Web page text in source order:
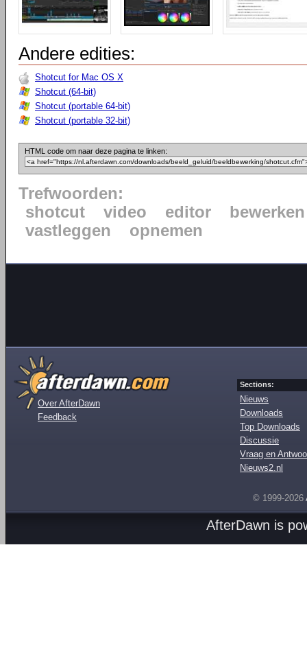
Andere edities:
Shotcut for Mac OS X
Shotcut (64-bit)
Shotcut (portable 64-bit)
Shotcut (portable 32-bit)
HTML code om naar deze pagina te linken:
Trefwoorden:
shotcut
video editor
bewerken
vastleggen
opnemen
Over AfterDawn
Feedback
Sections:
Nieuws
Downloads
Top Downloads
Discussie
Vraag en
Nieuws2.nl
© 1999-2026
AfterDawn is